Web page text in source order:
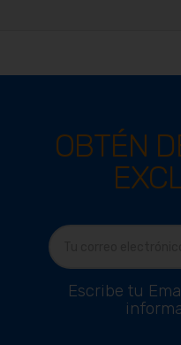
OBTÉN
Escribe tu